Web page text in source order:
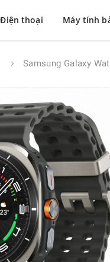
Điện thoại Máy tính
Samsung Galaxy